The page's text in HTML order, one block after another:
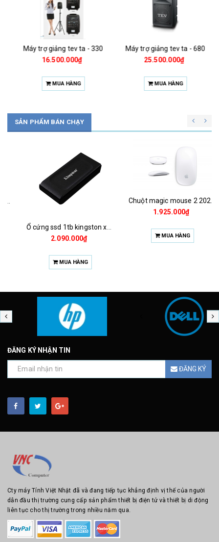
Máy trợ giảng tev ta - 330
16.500.000₫
MUA HÀNG
Máy trợ giảng tev ta - 680
25.500.000₫
MUA HÀNG
SẢN PHẨM BÁN CHẠY
Ổ cứng ssd 1tb kingston xs1000 (bảo hành 3 năm)
2.090.000₫
MUA HÀNG
Chuột magic mouse 2 2021 za/a
1.925.000₫
MUA HÀNG
ĐĂNG KÝ NHẬN TIN
ĐĂNG KÝ
Cty máy Tính Việt Nhật đã và đang tiếp tục khẳng định vị thế của người
dẫn đầu thị trường cung cấp sản phẩm thiết bị điện tử và thiết bị di động
liên tục cho thị trường trong nhiều năm qua.